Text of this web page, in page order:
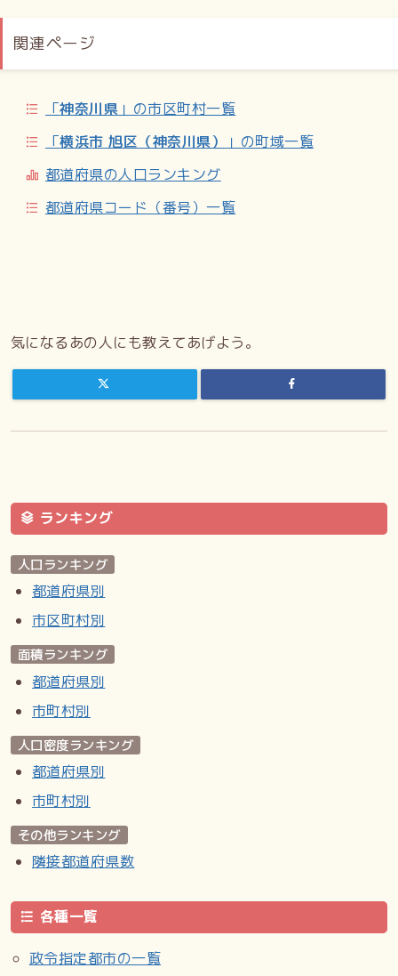
1969年（昭和44年）10月1日 - 保土ケ谷区を再編し、旭区
世帯数と人口
2025年（令和7年）6月30日現在（横浜市発表）の世帯数と
人口の変遷
国勢調査による人口の推移。
市立小・中学校に通う場合、学区は以下の通りとなる（2024
年11月時点）。
事業者数の変遷
経済センサスによる事業所数の推移。
従業員数の変遷
経済センサスによる従業員数の推移。
道路
神奈川県道40号横浜厚木線
施設
横浜市立東希望が丘小学校／横浜市立希望が丘中学校／横浜
システム工学院専門学校／春の木神明社 - 標高約92メートル
の、横浜市でも高い位置に鎮座する神社の一つとされる。
長楽寺
郵便番号 : 241-0826（集配局：横浜旭郵便局）
関連ページ
「神奈川県 」の市区町村一覧
「横浜市 旭区（神奈川県）
」の町域一覧
都道府県の人口ランキング
都道府県コード（番号）一覧
気になるあの人にも教えてあげよう。
ランキング
人口ランキング
都道府県別
市区町村別
面積ランキング
都道府県別
市町村別
人口密度ランキング
都道府県別
市町村別
その他ランキング
隣接都道府県数
各種一覧
政令指定都市の一覧